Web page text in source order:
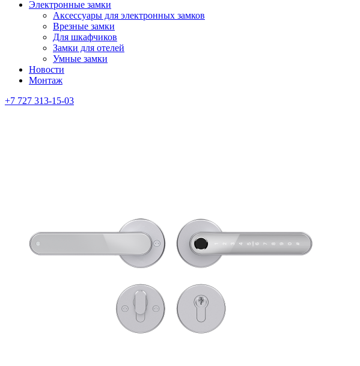
Электронные замки
Аксессуары для электронных замков
Врезные замки
Для шкафчиков
Замки для отелей
Умные замки
Новости
Монтаж
+7 727 313-15-03